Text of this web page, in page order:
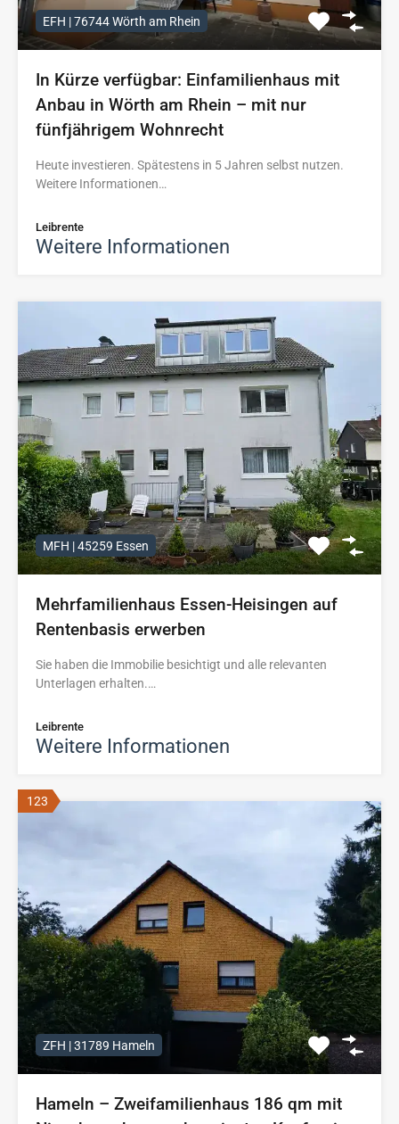
EFH | 76744 Wörth am Rhein
In Kürze verfügbar: Einfamilienhaus mit
Anbau in Wörth am Rhein – mit nur
fünfjährigem Wohnrecht
Heute investieren. Spätestens in 5 Jahren selbst nutzen.
Weitere Informationen…
Leibrente
Weitere Informationen
MFH | 45259 Essen
Mehrfamilienhaus Essen-Heisingen auf
Rentenbasis erwerben
Sie haben die Immobilie besichtigt und alle relevanten
Unterlagen erhalten.…
Leibrente
Weitere Informationen
123
ZFH | 31789 Hameln
Hameln – Zweifamilienhaus 186 qm mit